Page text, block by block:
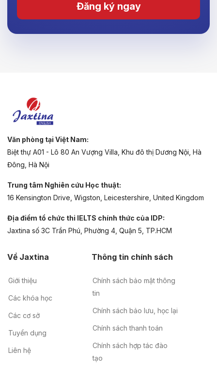
Đăng ký ngay
Văn phòng tại Việt Nam:
Biệt thự A01 - Lô 80 An Vượng Villa, Khu đô thị Dương Nội, Hà
Đông, Hà Nội
Trung tâm Nghiên cứu Học thuật:
16 Kensington Drive, Wigston, Leicestershire, United Kingdom
Địa điểm tổ chức thi IELTS chính thức của IDP:
Jaxtina số 3C Trần Phú, Phường 4, Quận 5, TP.HCM
Về Jaxtina
Giới thiệu
Các khóa học
Các cơ sở
Tuyển dụng
Liên hệ
Thông tin chính sách
Chính sách bảo mật thông
tin
Chính sách bảo lưu, học lại
Chính sách thanh toán
Chính sách hợp tác đào
tạo